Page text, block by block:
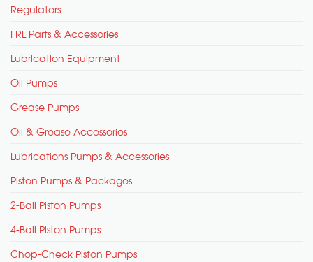
Regulators
FRL Parts & Accessories
Lubrication Equipment
Oil Pumps
Grease Pumps
Oil & Grease Accessories
Lubrications Pumps & Accessories
Piston Pumps & Packages
2-Ball Piston Pumps
4-Ball Piston Pumps
Chop-Check Piston Pumps